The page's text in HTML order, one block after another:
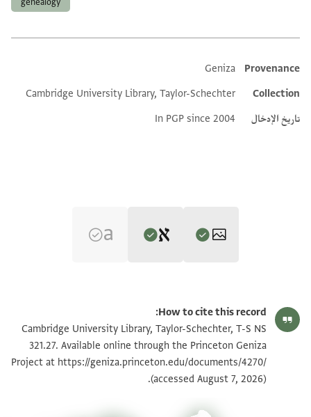
Additional metadata
Provenance
Geniza
Collection
Cambridge University Library, Taylor-Schechter
تاريخ الإدخال
In PGP since 2004
S. D. Goitein's unpublished edition (1950–85).
Recto
בית שמואל החבר וח חנניהו
ושני חמ אברהם הש
זכ צדק שמואל וח. .יה
T-S NS 321.27 1v
بيان أذونات الصورة
How to cite this record:
Cambridge University Library, Taylor-Schechter, T-S NS
321.27. Available online through the Princeton Geniza
Project athttps://geniza.princeton.edu/documents/4270/
(accessed August 7, 2026).